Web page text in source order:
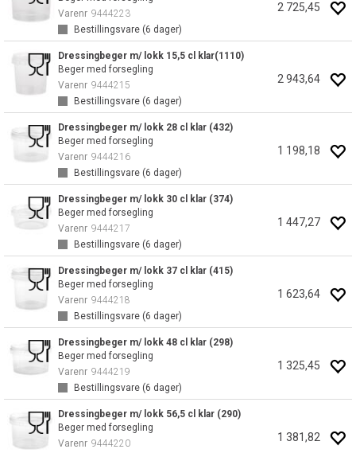
Varenr 9444223
Bestillingsvare (6 dager)
2 725,45
Dressingbeger m/ lokk 15,5 cl klar(1110)
Beger med forsegling
Varenr 9444215
Bestillingsvare (6 dager)
2 943,64
Dressingbeger m/ lokk 28 cl klar (432)
Beger med forsegling
Varenr 9444216
Bestillingsvare (6 dager)
1 198,18
Dressingbeger m/ lokk 30 cl klar (374)
Beger med forsegling
Varenr 9444217
Bestillingsvare (6 dager)
1 447,27
Dressingbeger m/ lokk 37 cl klar (415)
Beger med forsegling
Varenr 9444218
Bestillingsvare (6 dager)
1 623,64
Dressingbeger m/ lokk 48 cl klar (298)
Beger med forsegling
Varenr 9444219
Bestillingsvare (6 dager)
1 325,45
Dressingbeger m/ lokk 56,5 cl klar (290)
Beger med forsegling
Varenr 9444220
1 381,82